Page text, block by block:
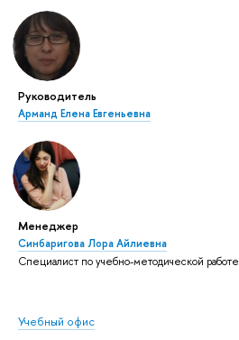
Руководитель
Арманд Елена Евгеньевна
Менеджер
Синбаригова Лора Айлиевна
Специалист по учебно-методической работе
Учебный офис